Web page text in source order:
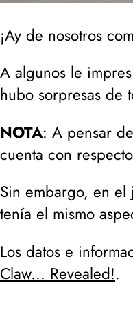
¡Ay de nosotros
A algunos le
hubo sorpresas de
NOTA: A pensar
cuenta con
Sin embargo, en el
tenía el mismo
Los datos e
Claw... Revealed!.